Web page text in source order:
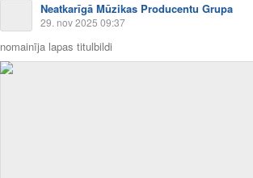
Neatkarīgā Mūzikas Producentu Grupa
29. nov 2025 09:37
nomainīja lapas titulbildi